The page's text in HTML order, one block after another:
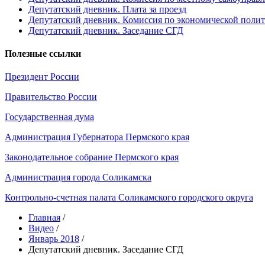
Депутатский дневник. Плата за проезд
Депутатский дневник. Комиссия по экономической
Депутатский дневник. Заседание СГД
Полезные ссылки
Президент России
Правительство России
Государственная дума
Администрация Губернатора Пермского края
Законодательное собрание Пермского края
Администрация города Соликамска
Контрольно-счетная палата Соликамского городского округа
Главная /
Видео /
Январь 2018 /
Депутатский дневник. Заседание СГД